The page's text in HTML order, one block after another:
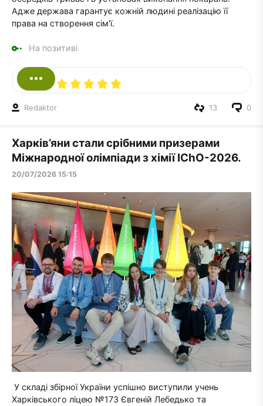
Адже держава гарантує кожній людині реалізацію її
права на створення сім'ї.
На позитиві
Redaktor 0
13
Харків’яни стали срібними призерами
Міжнародної олімпіади з хімії IChO-2026.
20/07/2026 15:15
У складі збірної України успішно виступили учень
Харківського ліцею №173 Євгеній Лебедько та